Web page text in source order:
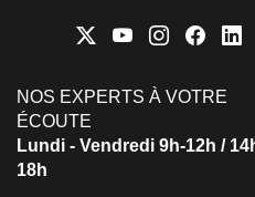
NOS EXPERTS À VOTRE
ÉCOUTE
Lundi - Vendredi 9h-12h /
18h